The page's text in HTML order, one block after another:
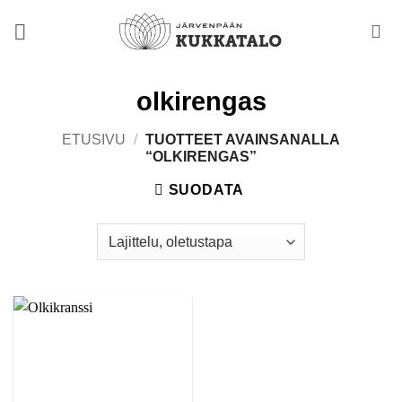
olkirengas
ETUSIVU / TUOTTEET AVAINSANALLA
“OLKIRENGAS”
SUODATA